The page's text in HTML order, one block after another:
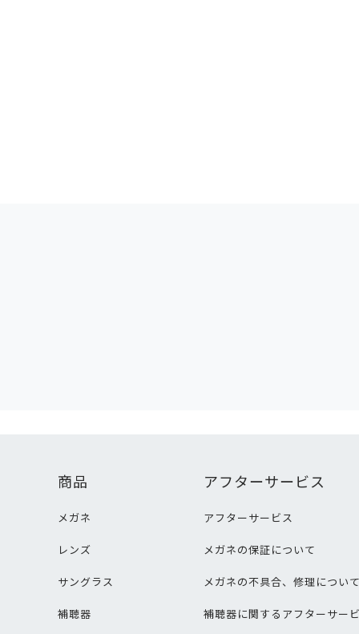
商品
メガネ
レンズ
サングラス
補聴器
アフターサービス
アフターサービス
メガネの保証について
メガネの不具合、修理につい
補聴器に関するアフターサー